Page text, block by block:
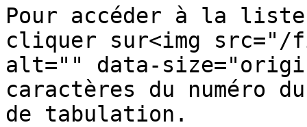
Pour accéder à la liste
cliquer sur<img src="/
alt="" data-
caractères du numéro
de tabulation.